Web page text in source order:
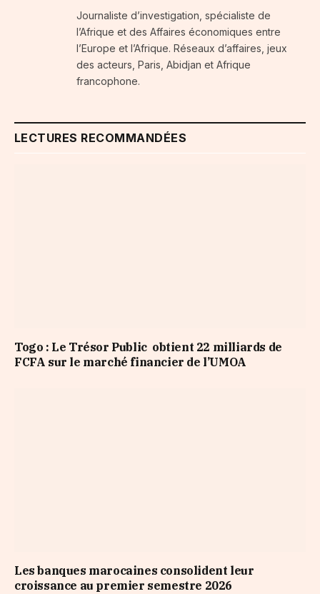
Journaliste d’investigation, spécialiste de
l’Afrique et des Affaires économiques entre
l’Europe et l’Afrique. Réseaux d’affaires, jeux
des acteurs, Paris, Abidjan et Afrique
francophone.
LECTURES RECOMMANDÉES
Togo : Le Trésor Public obtient 22 milliards de
FCFA sur le marché financier de l’UMOA
Les banques marocaines consolident leur
croissance au premier semestre 2026